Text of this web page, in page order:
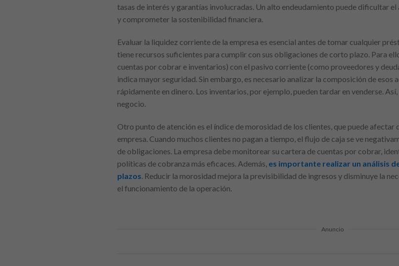
tasas de interés y garantías involucradas. Un alto endeudamiento puede dificultar
y comprometer la sostenibilidad financiera.
Evaluar la liquidez corriente de la empresa es esencial antes de tomar cualquier
tiene recursos suficientes para cumplir con sus obligaciones de corto plazo. Para
cuentas por cobrar e inventarios) con el pasivo corriente (como proveedores y
indica mayor seguridad. Sin embargo, es necesario analizar la composición de
rápidamente en dinero. Los inventarios, por ejemplo, pueden tardar en venderse.
negocio.
Otro punto de atención es el índice de morosidad de los clientes, que puede afectar
empresa. Cuando muchos clientes no pagan a tiempo, el flujo de caja se ve
de obligaciones. La empresa debe monitorear su cartera de cuentas por cobrar,
políticas de cobranza más eficaces. Además, es importante realizar un análisis
plazos. Reducir la morosidad mejora la previsibilidad de ingresos y disminuye la
el funcionamiento de la operación.
Anuncio